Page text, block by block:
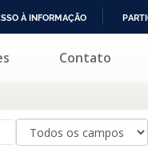
À INFORMAÇÃO
Contato